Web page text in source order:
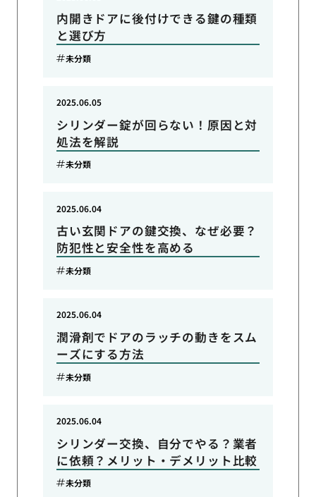
内開きドアに後付けできる鍵の種類
と選び方
未分類
シリンダー錠が回らない！原因と対
処法を解説
2025.06.05
未分類
古い玄関ドアの鍵交換、なぜ必要？
防犯性と安全性を高める
2025.06.04
未分類
潤滑剤でドアのラッチの動きをスム
ーズにする方法
2025.06.04
未分類
シリンダー交換、自分でやる？業者
に依頼？メリット・デメリット比較
2025.06.04
未分類